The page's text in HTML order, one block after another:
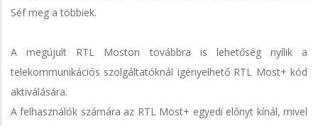
Séf meg a többiek.
A megújult RTL Moston továbbra is lehetőség nyílik a
telekommunikációs szolgáltatóknál igényelhető RTL Most+ kód
aktiválására.
A felhasználók számára az RTL Most+ egyedi előnyt kínál, mivel